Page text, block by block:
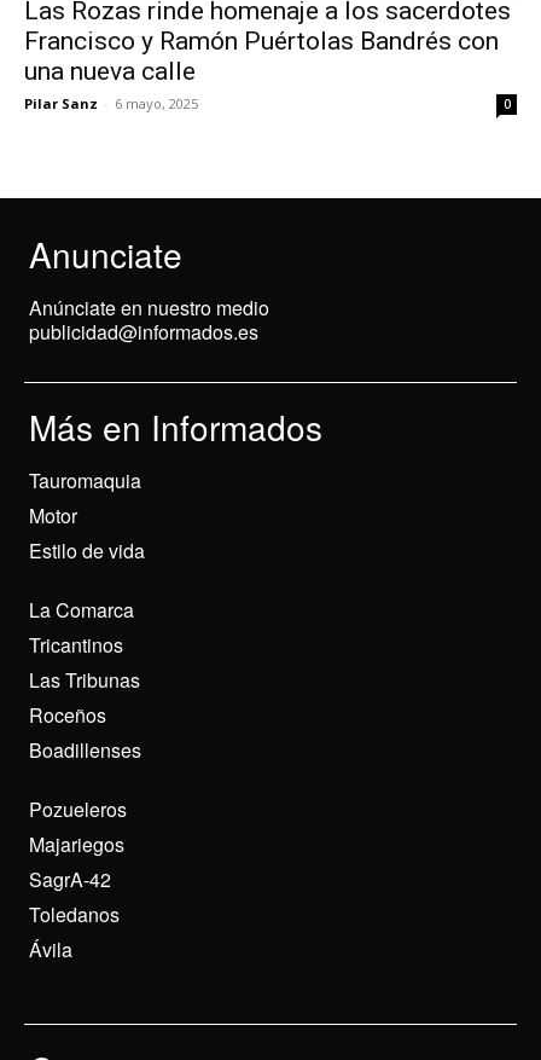
Las Rozas rinde homenaje a los sacerdotes
Francisco y Ramón Puértolas Bandrés con
una nueva calle
Pilar Sanz - 6 mayo, 2025 0
Anunciate
Anúnciate en nuestro medio
publicidad@informados.es
Más en Informados
Tauromaquia
Motor
Estilo de vida
La Comarca
Tricantinos
Las Tribunas
Roceños
Boadillenses
Pozueleros
Majariegos
SagrA-42
Toledanos
Ávila